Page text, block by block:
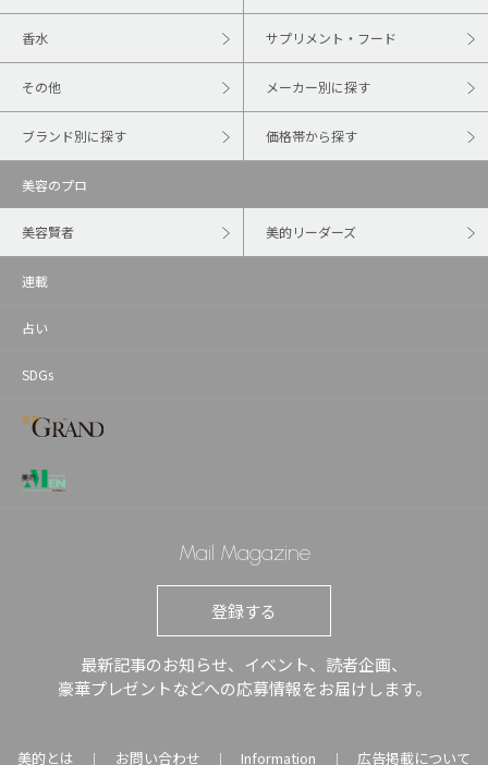
香水 サプリメント・フード
その他 メーカー別に探す
ブランド別に探す 価格帯から探す
美容のプロ
美容賢者 美的リーダーズ
連載
占い
SDGs
Mail Magazine
登録する
最新記事のお知らせ、イベント、読者企画、
豪華プレゼントなどへの応募情報をお届けします。
美的とは ｜ お問い合わせ ｜ Information ｜ 広告掲載について